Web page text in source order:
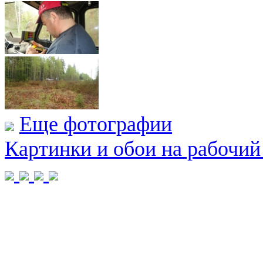
Еще фотографии
Картинки и обои на